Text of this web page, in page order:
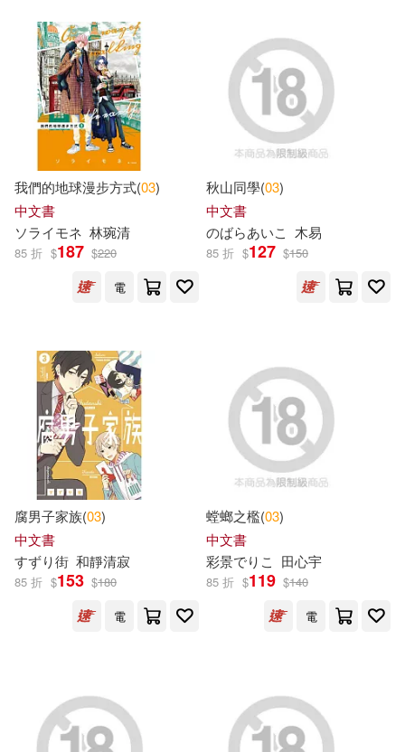
赫威．托雷(11) 高田裕三(11)
（美）簡·約倫著；（美）馬克·蒂格
Beatrix Potter(10)
Fiona Watt(10)
VALCLIMB(10) 乘風御劍(10)
劉岳(10)
吉根ゆりあ(10)
國立歷史博物館編輯委員會(10)
展望與探索雜誌社(10)
憤怒的薩爾(10) 森日向子(10)
海豚傳媒(10)
SECRET MUSIC(17)
マガジンハウス(17)
博客來網路書店(17)
台灣電力股份有限公司(17)
吉波鳥文化(17)
小牛津(17) 朝華出版社(17)
湖南美術出版社(17)
英屬蓋曼群島商家庭傳媒城邦(17)
陝西人民教育出版社(17)
Textstream(16)
內政部國家公園署(16)
我們的地球漫步方式(03)
中文書
ソライモネ 林琬清
85 折 $187 $220
電
秋山同學(03)
中文書
のばらあいこ
木易
85 折 $127 $150
腐男子家族(03)
中文書
すずり街 和靜清寂
85 折 $153 $180
電
螳螂之檻(03)
中文書
彩景でりこ
田心宇
85 折 $119 $140
電